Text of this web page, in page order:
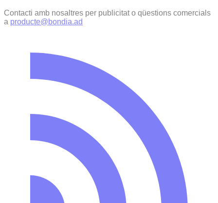
Contacti amb nosaltres per publicitat o qüestions comercials
a producte@bondia.ad